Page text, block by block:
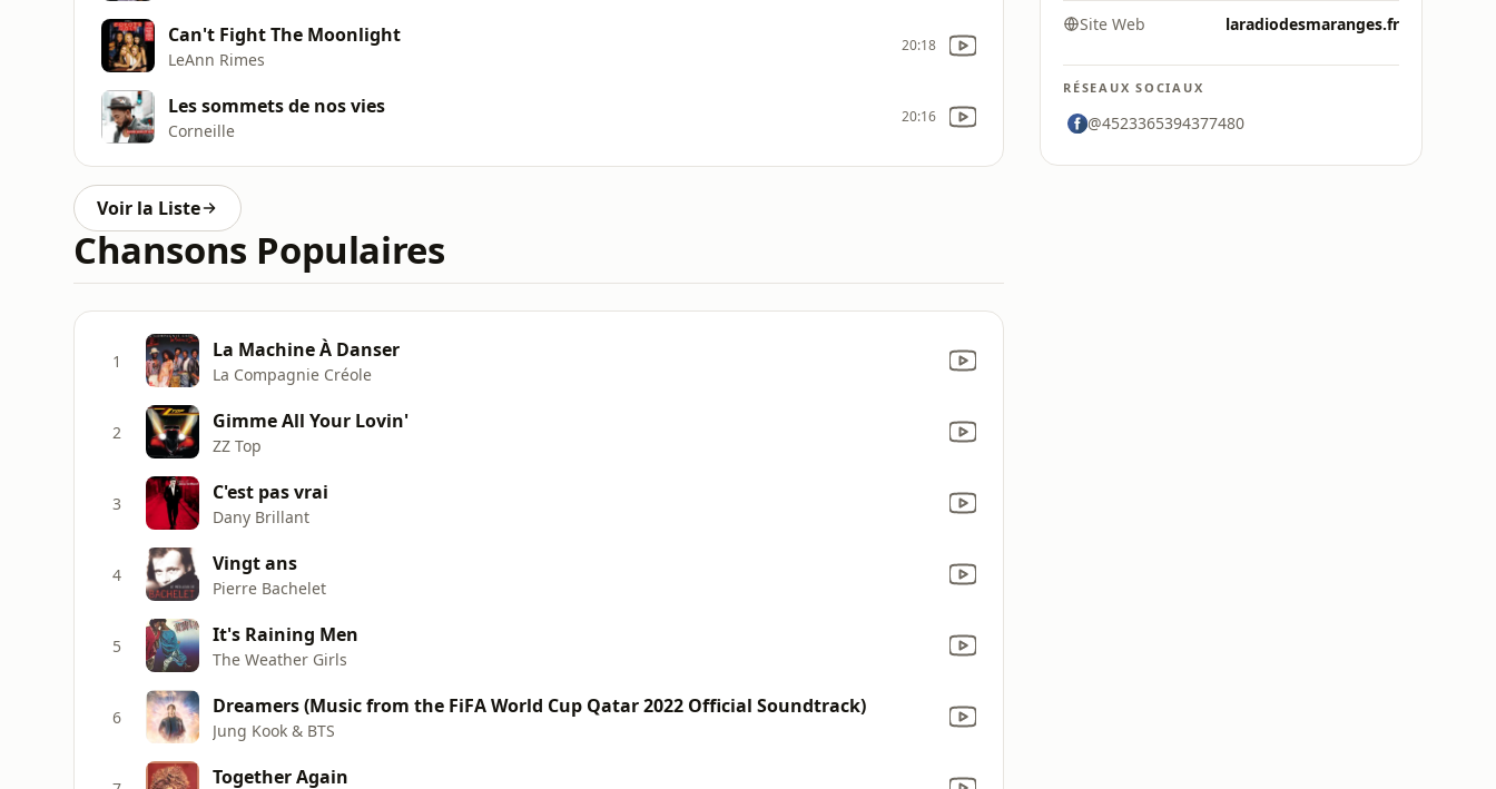
Can't Fight The Moonlight
LeAnn Rimes
20:18
Les sommets de nos vies
Corneille
20:16
Voir la Liste
Chansons Populaires
1 La Machine À Danser
La Compagnie Créole
2 Gimme All Your Lovin'
ZZ Top
3 C'est pas vrai
Dany Brillant
4 Vingt ans
Pierre Bachelet
5 It's Raining Men
The Weather Girls
6 Dreamers (Music from the FiFA World Cup Qatar 2022 Official Soundtrack)
Jung Kook & BTS
Together Again
Site Web laradiodesmaranges.fr
RÉSEAUX SOCIAUX
@4523365394377480